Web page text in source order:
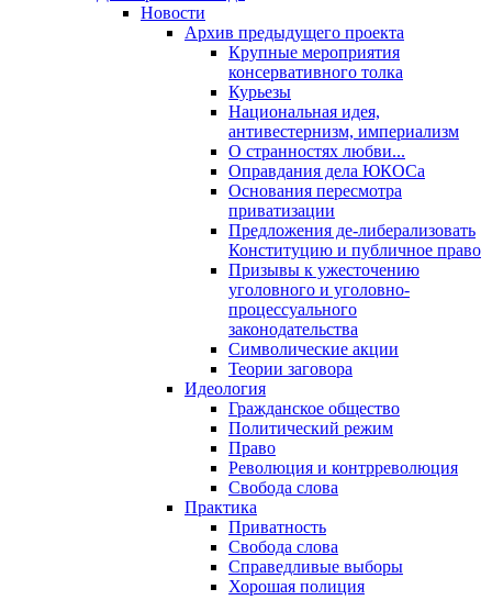
Новости
Архив предыдущего проекта
Крупные мероприятия
консервативного толка
Курьезы
Национальная идея,
антивестернизм, империализм
О странностях любви...
Оправдания дела ЮКОСа
Основания пересмотра
приватизации
Предложения де-либерализовать
Конституцию и публичное право
Призывы к ужесточению
уголовного и уголовно-
процессуального
законодательства
Символические акции
Теории заговора
Идеология
Гражданское общество
Политический режим
Право
Революция и контрреволюция
Свобода слова
Практика
Приватность
Свобода слова
Справедливые выборы
Хорошая полиция